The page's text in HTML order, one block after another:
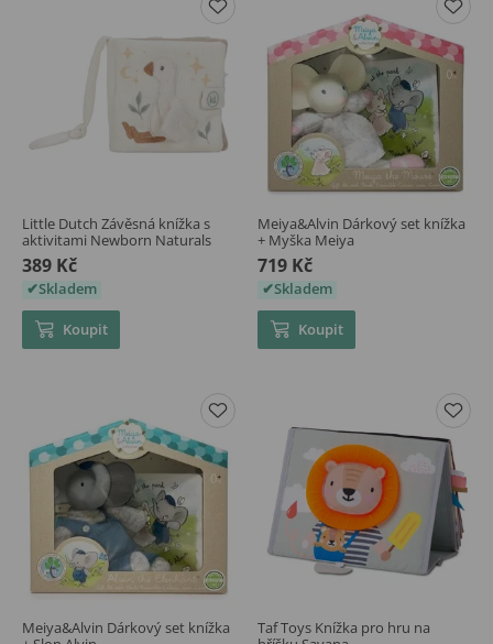
Little Dutch Závěsná knížka s
aktivitami Newborn Naturals
389 Kč
Skladem
Koupit
Meiya&Alvin Dárkový set knížka
+ Myška Meiya
719 Kč
Skladem
Koupit
Meiya&Alvin Dárkový set knížka
Taf Toys Knížka pro hru na